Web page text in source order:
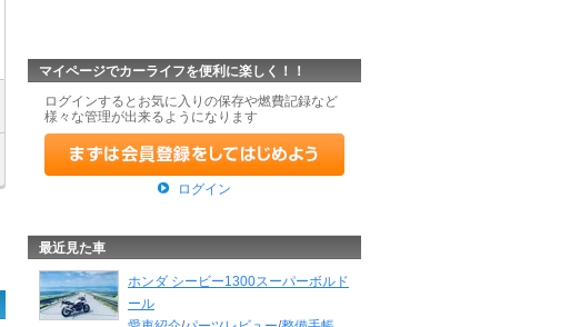
マイページでカーライフを便利に楽しく！！
ログインするとお気に入りの保存や燃費記録など
様々な管理が出来るようになります
ログイン
最近見た車
ホンダ シービー1300スーパーボルド
ール